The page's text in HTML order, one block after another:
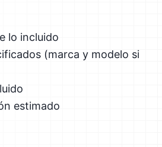
lo incluido
(marca y modelo si
estimado